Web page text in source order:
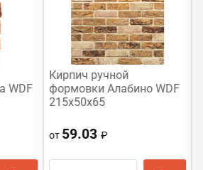
WDF
Кирпич ручной
формовки Алабино WDF
215x50x65
от 59.03₽